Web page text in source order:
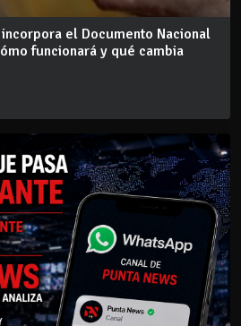
el Documento Nacional
funcionará y qué cambia